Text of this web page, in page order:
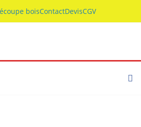
boisContactDevisCGV